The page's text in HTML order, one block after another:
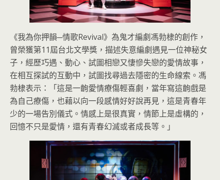
《我為你押韻─情歌Revival》為鬼才編劇馮勃棣的創作，
曾榮獲第11屆台北文學獎，描述失意編劇遇見一位神秘女
子，經歷巧遇、動心、試圖相戀又悽慘失戀的愛情故事，
在相互探試的互動中，試圖找尋過去隱密的生命線索。馮
勃棣表示：「這是一齣愛情療傷輕喜劇，當年寫這齣戲是
為自己療傷，也藉以向一段感情好好說再見，這是青春年
少的一場告別儀式。情感上是很真實，情節上是虛構的，
回憶不只是愛情，還有青春幻滅或者成長等。」